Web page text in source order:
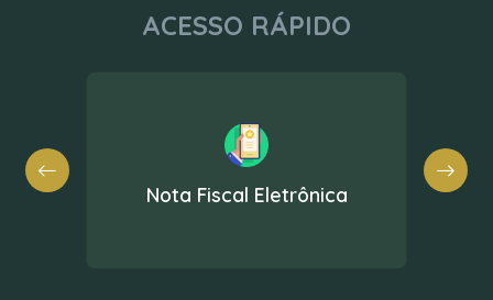
ACESSO RÁPIDO
Nota Fiscal Eletrônica